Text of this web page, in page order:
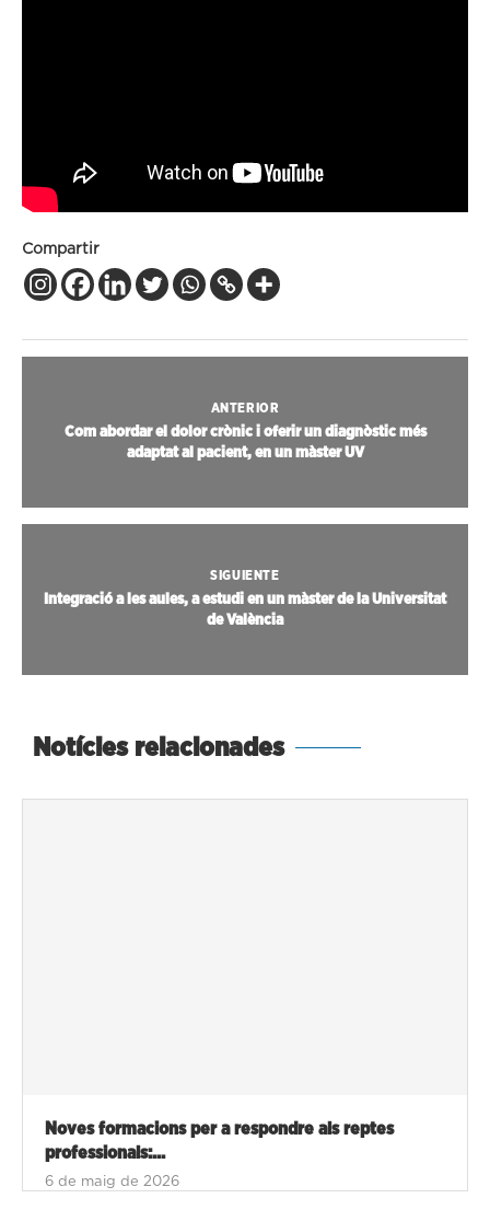
Compartir
ANTERIOR
Com abordar el dolor crònic i oferir un diagnòstic més
adaptat al pacient, en un màster UV
SIGUIENTE
Integració a les aules, a estudi en un màster de la Universitat
de València
Notícies relacionades
Noves formacions per a respondre als reptes
professionals:...
6 de maig de 2026